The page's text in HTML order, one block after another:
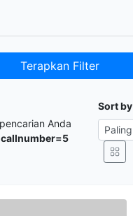
Terapkan Filter
Anda
callnumber=5
Sort by